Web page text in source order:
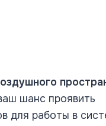
шанс проявить
для работы в